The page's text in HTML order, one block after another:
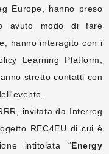
Europe, hanno preso
avuto modo di fare
hanno interagito con i
Learning Platform,
stretto contatti con
invitata da Interreg
REC4EU di cui è
intitolata “Energy